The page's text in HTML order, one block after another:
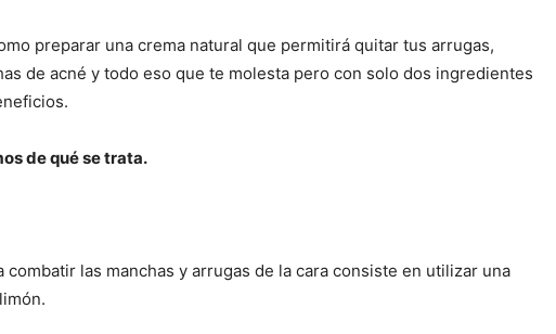
preparar una crema natural que permitirá quitar tus arrugas,
de acné y todo eso que te molesta pero con solo dos ingredientes
de qué se trata.
combatir las manchas y arrugas de la cara consiste en utilizar una